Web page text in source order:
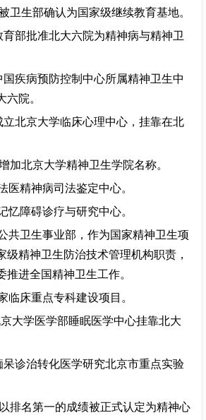
卫生部确认为国家级继续教育基地。
部批准北大六院为精神病与精神卫
疾病预防控制中心所属精神卫生中
院。
北京大学临床心理中心，挂靠在北
加北京大学精神卫生学院名称。
医精神病司法鉴定中心。
忆障碍诊疗与研究中心。
共卫生事业部，作为国家精神卫生项
级精神卫生防治技术管理机构职责，
推进全国精神卫生工作。
临床重点专科建设项目。
大学医学部睡眠医学中心挂靠北大
诊治转化医学研究北京市重点实验
排名第一的成绩被正式认定为精神心